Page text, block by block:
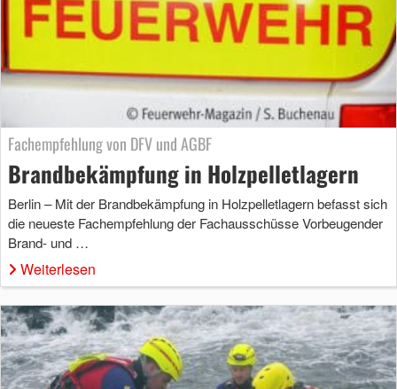
Fachempfehlung von DFV und AGBF
Brandbekämpfung in Holzpelletlagern
Berlin – Mit der Brandbekämpfung in Holzpelletlagern befasst sich
die neueste Fachempfehlung der Fachausschüsse Vorbeugender
Brand- und …
Weiterlesen